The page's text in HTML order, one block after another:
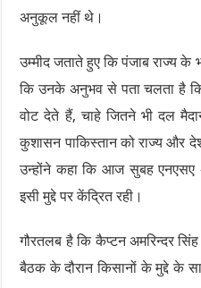
अनुकूल नहीं थे।
उम्मीद जताते हुए कि पंजाब राज्य के
कि उनके अनुभव से पता चलता है
वोट देते हैं, चाहे जितने भी दल
कुशासन पाकिस्तान को राज्य और
उन्होंने कहा कि आज सुबह
इसी मुद्दे पर केंद्रित रही।
गौरतलब है कि कैप्टन अमरिन्दर
बैठक के दौरान किसानों के मुद्दे के